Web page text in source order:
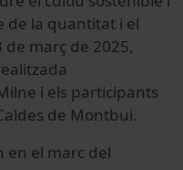
de la quantitat i el
de març de 2025,
i els participants
de Montbui.
en el marc del